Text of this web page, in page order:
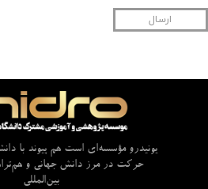
ارسال
یونیدرو مؤسسه‌ای است هم پیوند با
حرکت در مرز دانش جهانی و
بین‌المللی